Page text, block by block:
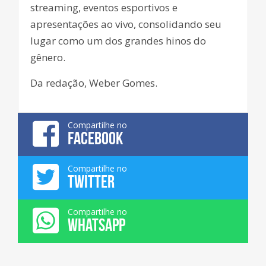
streaming, eventos esportivos e
apresentações ao vivo, consolidando seu
lugar como um dos grandes hinos do
gênero.
Da redação, Weber Gomes.
Compartilhe no
FACEBOOK
Compartilhe no
TWITTER
Compartilhe no
WHATSAPP